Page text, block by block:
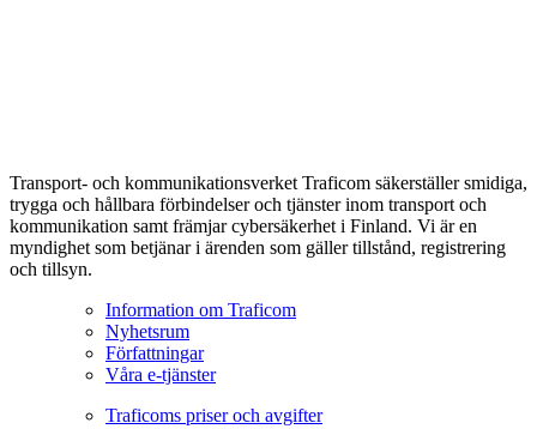
Transport- och kommunikationsverket Traficom säkerställer smidiga,
trygga och hållbara förbindelser och tjänster inom transport och
kommunikation samt främjar cybersäkerhet i Finland. Vi är en
myndighet som betjänar i ärenden som gäller tillstånd, registrering
och tillsyn.
Information om Traficom
Nyhetsrum
Författningar
Våra e-tjänster
Traficoms priser och avgifter